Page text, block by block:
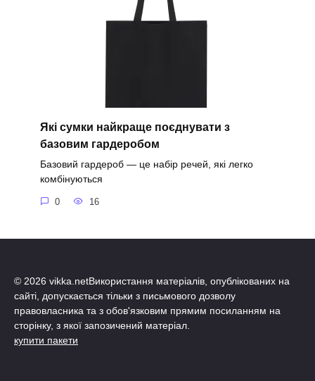
Які сумки найкраще поєднувати з
базовим гардеробом
Базовий гардероб — це набір речей, які легко
комбінуються
0 16
© 2026 vikka.netВикористання матеріалів, опублікованих на
сайті, допускається тільки з письмового дозволу
правовласника та з обов'язковим прямим посиланням на
сторінку, з якої запозичений матеріал.
купити пакети